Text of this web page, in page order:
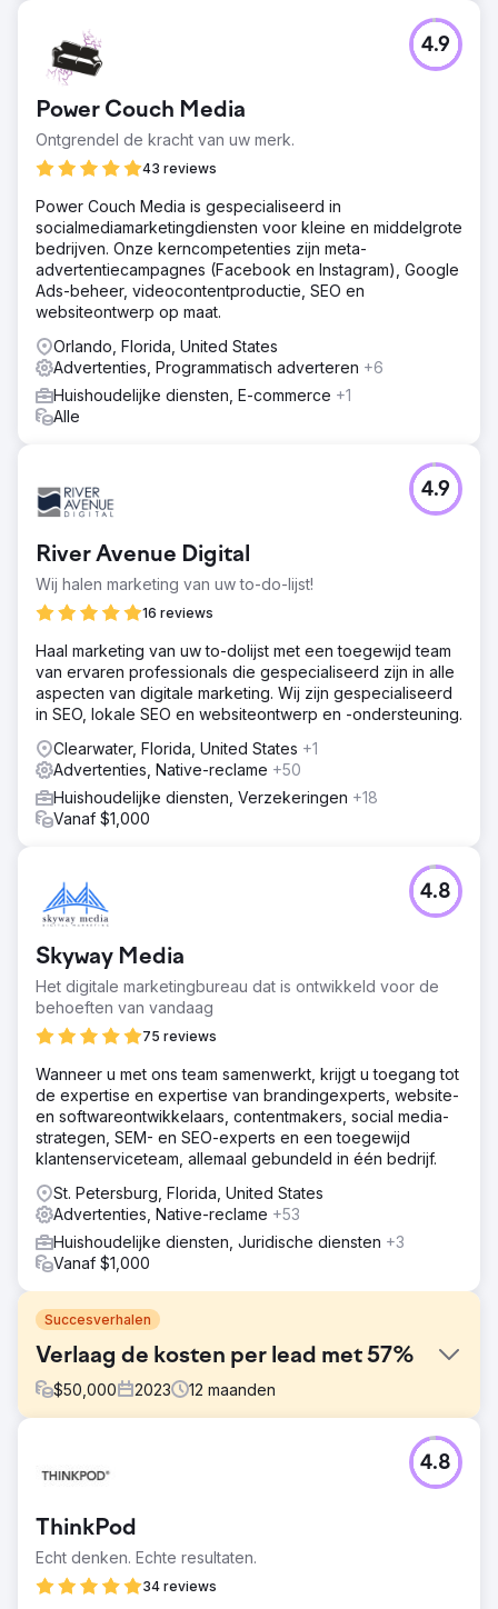
Power Couch Media
Ontgrendel de kracht van uw merk.
43 reviews
4.9
Power Couch Media is gespecialiseerd in
socialmediamarketingdiensten voor kleine en middelgrote
bedrijven. Onze kerncompetenties zijn meta-
advertentiecampagnes (Facebook en Instagram), Google
Ads-beheer, videocontentproductie, SEO en
websiteontwerp op maat.
Orlando, Florida, United States
Advertenties, Programmatisch adverteren +6
Huishoudelijke diensten, E-commerce +1
Alle
River Avenue Digital
Wij halen marketing van uw to-do-lijst!
16 reviews
4.9
Haal marketing van uw to-dolijst met een toegewijd team
van ervaren professionals die gespecialiseerd zijn in alle
aspecten van digitale marketing. Wij zijn gespecialiseerd
in SEO, lokale SEO en websiteontwerp en -ondersteuning.
Clearwater, Florida, United States +1
Advertenties, Native-reclame +50
Huishoudelijke diensten, Verzekeringen +18
Vanaf $1,000
Skyway Media
Het digitale marketingbureau dat is ontwikkeld voor de
behoeften van vandaag
75 reviews
4.8
Wanneer u met ons team samenwerkt, krijgt u toegang tot
de expertise en expertise van brandingexperts, website-
en softwareontwikkelaars, contentmakers, social media-
strategen, SEM- en SEO-experts en een toegewijd
klantenserviceteam, allemaal gebundeld in één bedrijf.
St. Petersburg, Florida, United States
Advertenties, Native-reclame +53
Huishoudelijke diensten, Juridische diensten +3
Vanaf $1,000
Succesverhalen
Verlaag de kosten per lead met 57%
$50,000 2023 12 maanden
De uitdaging was dat deze franchise een paar keer werd
verkocht, waardoor ze hun geloofwaardigheid op de
We hebben grote wijzigingen doorgevoerd in de manier
waarop ze hun Meta- en Google Ads-beheer uitvoeren.
ThinkPod
Echt denken. Echte resultaten.
34 reviews
4.8